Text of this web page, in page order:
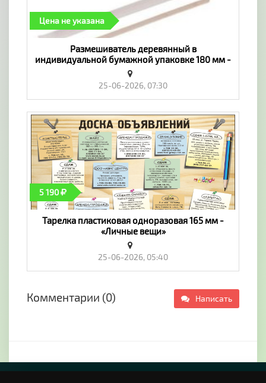
Цена не указана
Размешиватель деревянный в
индивидуальной бумажной упаковке 180 мм -
«Личные вещи»
25-06-2026, 07:30
5 190
Тарелка пластиковая одноразовая 165 мм -
«Личные вещи»
25-06-2026, 05:40
Комментарии (0) Написать